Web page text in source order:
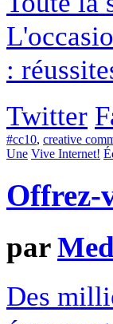
:
Twitter
#cc10, creative
Une Vive Internet!
Offrez-
par
Des